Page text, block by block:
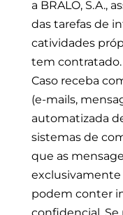
a BRALO, S.A.,
das tarefas de
catividades
tem contratado.
Caso receba
(e-mails,
automatizada
sistemas de
que as
exclusivamente
podem conter